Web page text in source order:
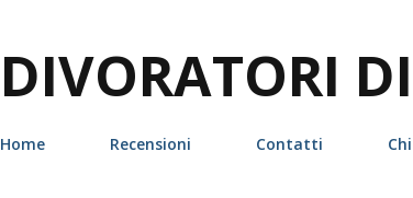
DIVORATORI
Home Recensioni Contatti